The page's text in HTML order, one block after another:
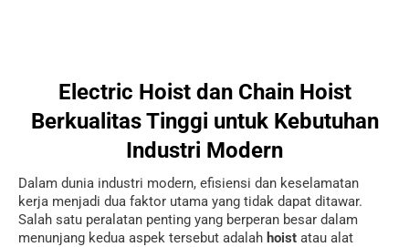
Electric Hoist dan Chain Hoist
Berkualitas Tinggi untuk Kebutuhan
Industri Modern
Dalam dunia industri modern, efisiensi dan keselamatan
kerja menjadi dua faktor utama yang tidak dapat ditawar.
Salah satu peralatan penting yang berperan besar dalam
menunjang kedua aspek tersebut adalah hoist atau alat